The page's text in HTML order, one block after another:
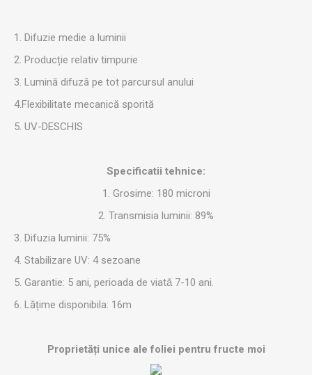
1. Difuzie medie a luminii
2. Producție relativ timpurie
3. Lumină difuză pe tot parcursul anului
4.Flexibilitate mecanică sporită
5. UV-DESCHIS
Specificatii tehnice:
1. Grosime: 180 microni
2. Transmisia luminii: 89%
3. Difuzia luminii: 75%
4. Stabilizare UV: 4 sezoane
5. Garantie: 5 ani, perioada de viatǎ 7-10 ani.
6. Lățime disponibila: 16m
Proprietăți unice ale foliei pentru fructe moi